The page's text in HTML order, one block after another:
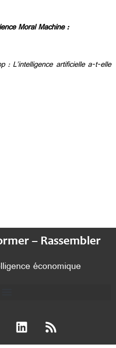
Moral Machine :
: L’intelligence artificielle a-t-elle
– Rassembler
économique